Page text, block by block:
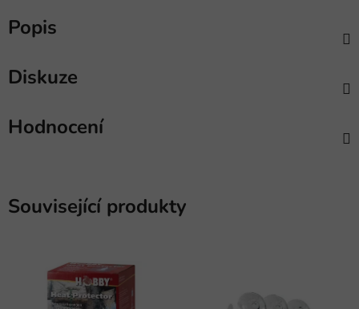
Popis
Diskuze
Hodnocení
Související produkty